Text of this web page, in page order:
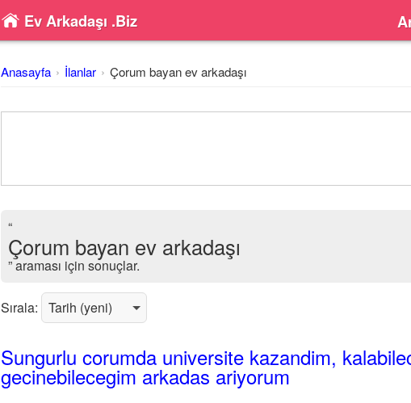
Ev Arkadaşı .Biz
Anasayfa İlanlar Çorum bayan ev arkadaşı
“
Çorum bayan ev arkadaşı
” araması için sonuçlar.
Sırala:
Sungurlu corumda universite kazandim,
gecinebilecegim arkadas ariyorum